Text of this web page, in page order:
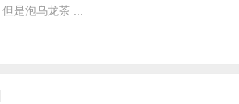
是泡乌龙茶 ...